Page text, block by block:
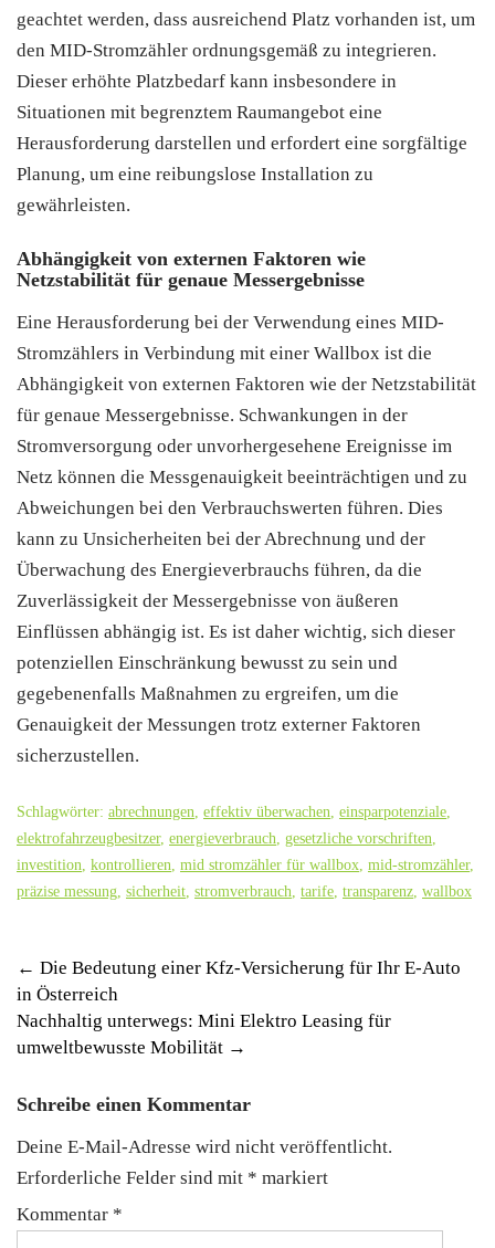
geachtet werden, dass ausreichend Platz vorhanden ist, um
den MID-Stromzähler ordnungsgemäß zu integrieren.
Dieser erhöhte Platzbedarf kann insbesondere in
Situationen mit begrenztem Raumangebot eine
Herausforderung darstellen und erfordert eine sorgfältige
Planung, um eine reibungslose Installation zu
gewährleisten.
Abhängigkeit von externen Faktoren wie
Netzstabilität für genaue Messergebnisse
Eine Herausforderung bei der Verwendung eines MID-
Stromzählers in Verbindung mit einer Wallbox ist die
Abhängigkeit von externen Faktoren wie der Netzstabilität
für genaue Messergebnisse. Schwankungen in der
Stromversorgung oder unvorhergesehene Ereignisse im
Netz können die Messgenauigkeit beeinträchtigen und zu
Abweichungen bei den Verbrauchswerten führen. Dies
kann zu Unsicherheiten bei der Abrechnung und der
Überwachung des Energieverbrauchs führen, da die
Zuverlässigkeit der Messergebnisse von äußeren
Einflüssen abhängig ist. Es ist daher wichtig, sich dieser
potenziellen Einschränkung bewusst zu sein und
gegebenenfalls Maßnahmen zu ergreifen, um die
Genauigkeit der Messungen trotz externer Faktoren
sicherzustellen.
Schlagwörter: abrechnungen effektiv überwachen einsparpotenziale
elektrofahrzeugbesitzer, energieverbrauch gesetzliche vorschriften
investition kontrollieren mid stromzähler für wallbox mid-stromzähler,
präzise messung sicherheit stromverbrauch tarife transparenz wallbox
Post
navigation
← Die Bedeutung einer Kfz-Versicherung für Ihr E-Auto
in Österreich
Nachhaltig unterwegs: Mini Elektro Leasing für
umweltbewusste Mobilität →
Schreibe einen Kommentar
Deine E-Mail-Adresse wird nicht veröffentlicht.
Erforderliche Felder sind mit * markiert
Kommentar *